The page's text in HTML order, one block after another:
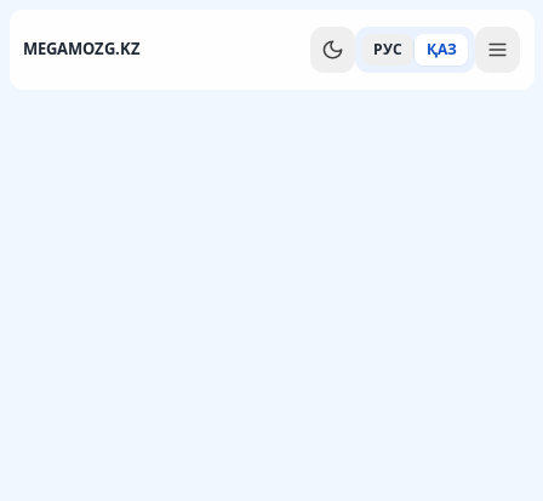
MEGAMOZG.KZ РУС ҚАЗ